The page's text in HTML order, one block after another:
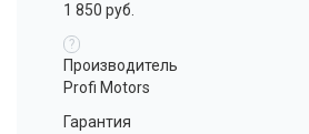
1 850 руб.
?
Производитель
Profi Motors
Гарантия